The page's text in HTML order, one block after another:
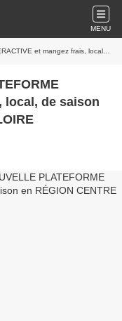
MENU
de saison en RÉGION CENTRE VAL DE LOIRE
local, de saison